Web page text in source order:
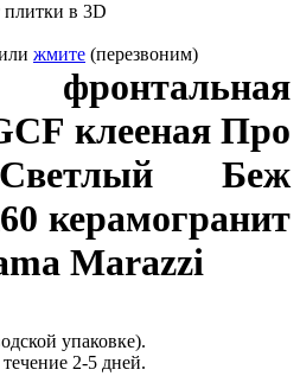
плитки в 3D
жмите (перезвоним)
клееная Про
Беж
керамогранит
Marazzi
упаковке).
2-5 дней.